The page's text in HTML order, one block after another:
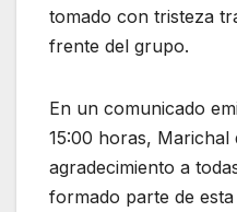
tomado con tristeza
frente del grupo.
En un comunicado
15:00 horas, Marichal
agradecimiento a
formado parte de